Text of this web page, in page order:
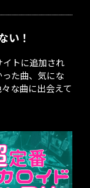
い！
トに追加され
た曲、気にな
な曲に出会えて